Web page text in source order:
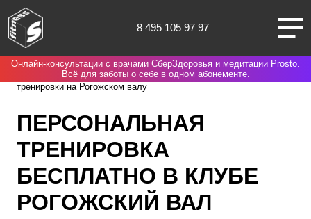
8 495 105 97 97
Москва
О НАС
КЛУБЫ
Онлайн-консультации с врачами СберЗдоровья и медитации Prosto.
Всё для заботы о себе в одном абонементе.
Spirit. Fitness Нас выбирают потому что
Персональные
тренировки на Рогожском валу
ПЕРСОНАЛЬНАЯ
ТРЕНИРОВКА
БЕСПЛАТНО В КЛУБЕ
РОГОЖСКИЙ ВАЛ